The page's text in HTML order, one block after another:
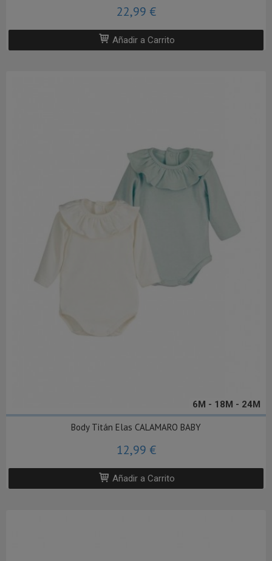
22,99 €
Añadir a Carrito
6M - 18M - 24M
Body Titán Elas CALAMARO BABY
12,99 €
Añadir a Carrito